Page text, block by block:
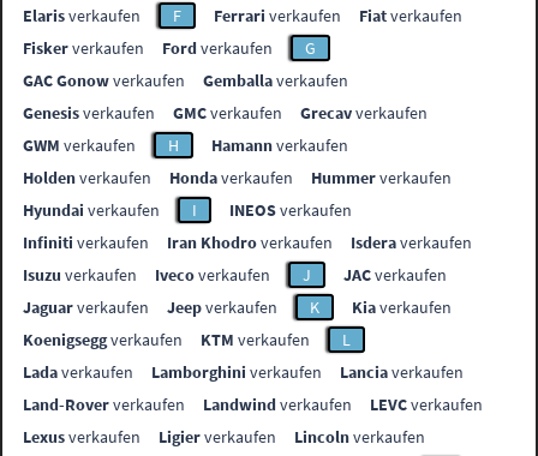
Elarisverkaufen F Ferrari verkaufen Fiatverkaufen
Fiskerverkaufen Fordverkaufen
G
GAC Gonowverkaufen Gemballaverkaufen
Genesisverkaufen GMCverkaufen Grecavverkaufen
GWM verkaufen H Hamannverkaufen
Holdenverkaufen Hondaverkaufen Hummerverkaufen
Hyundai verkaufen I INEOSverkaufen
Infiniti verkaufen Iran Khodroverkaufen Isderaverkaufen
Isuzu verkaufen Ivecoverkaufen J JACverkaufen
Jaguarverkaufen Jeepverkaufen K Kiaverkaufen
Koenigseggverkaufen KTM verkaufen
L
Ladaverkaufen Lamborghini verkaufen Lanciaverkaufen
Land-Roververkaufen Landwindverkaufen LEVCverkaufen
Lexusverkaufen Ligierverkaufen Lincolnverkaufen